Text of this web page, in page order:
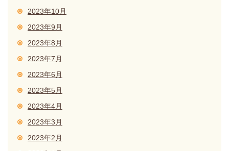
2023年10月
2023年9月
2023年8月
2023年7月
2023年6月
2023年5月
2023年4月
2023年3月
2023年2月